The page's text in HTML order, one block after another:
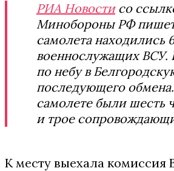
РИА Новостисо
Минобороны РФ
самолета находились
военнослужащих ВСУ.
по небу в
последующего
самолете были шесть
и трое
К месту выехала комиссия